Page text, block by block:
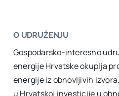
O UDRUŽENJU
Gospodarsko-interesno
energije Hrvatske okuplja
energije iz obnovljivih
u Hrvatskoj investicije u